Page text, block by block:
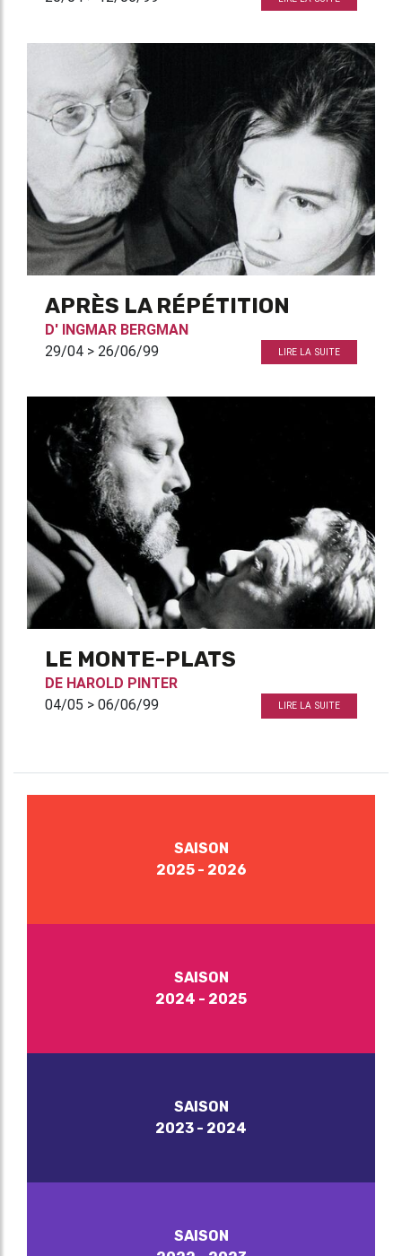
APRÈS LA RÉPÉTITION
D' INGMAR BERGMAN
29/04 > 26/06/99
LIRE LA SUITE
LE MONTE-PLATS
DE HAROLD PINTER
04/05 > 06/06/99
LIRE LA SUITE
SAISON
2025 - 2026
SAISON
2024 - 2025
SAISON
2023 - 2024
SAISON